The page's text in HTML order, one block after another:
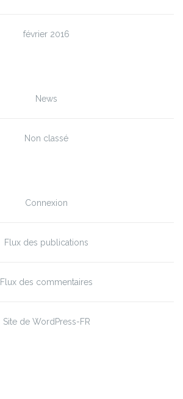
février 2016
News
Non classé
Connexion
Flux des publications
Flux des commentaires
Site de WordPress-FR